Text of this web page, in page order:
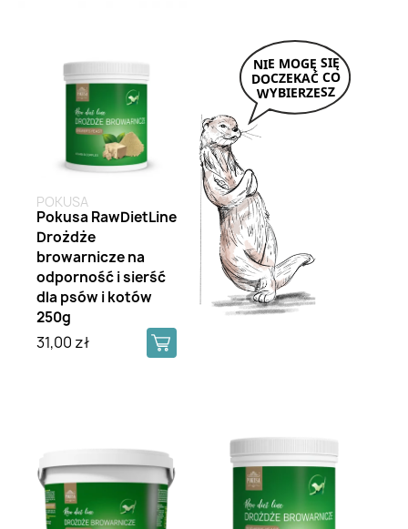
POKUSA
Pokusa RawDietLine
Drożdże
browarnicze na
odporność i sierść
dla psów i kotów
250g
31,00 zł